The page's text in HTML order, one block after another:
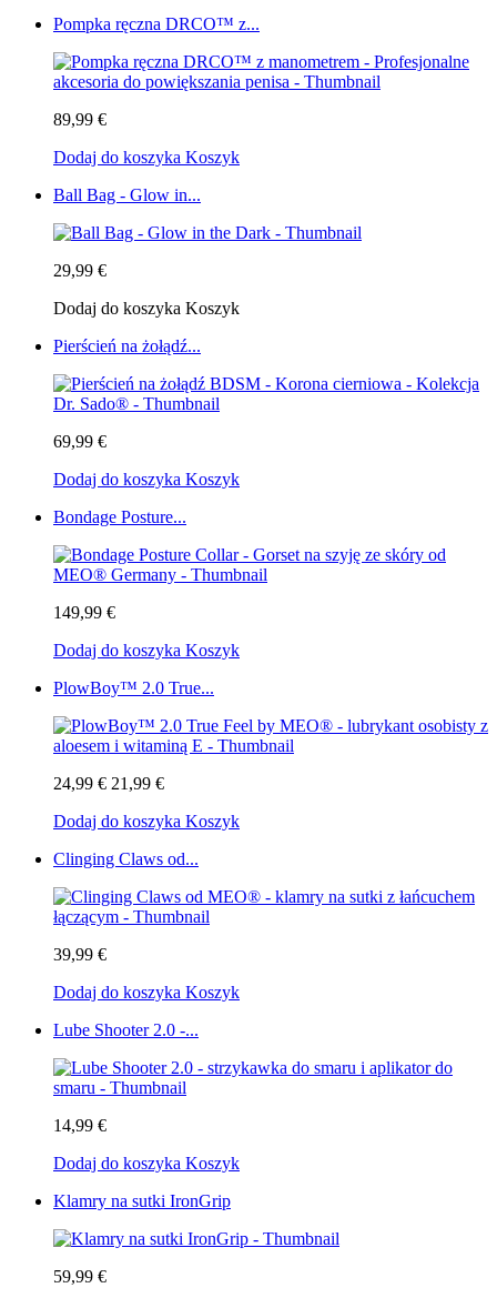
Pompka ręczna DRCO™ z...
89,99 €
Dodaj do koszyka Koszyk
Ball Bag - Glow in...
29,99 €
Dodaj do koszyka Koszyk
Pierścień na żołądź...
69,99 €
Dodaj do koszyka Koszyk
Bondage Posture...
149,99 €
Dodaj do koszyka Koszyk
PlowBoy™ 2.0 True...
24,99 € 21,99 €
Dodaj do koszyka Koszyk
Clinging Claws od...
39,99 €
Dodaj do koszyka Koszyk
Lube Shooter 2.0 -...
14,99 €
Dodaj do koszyka Koszyk
Klamry na sutki IronGrip
59,99 €